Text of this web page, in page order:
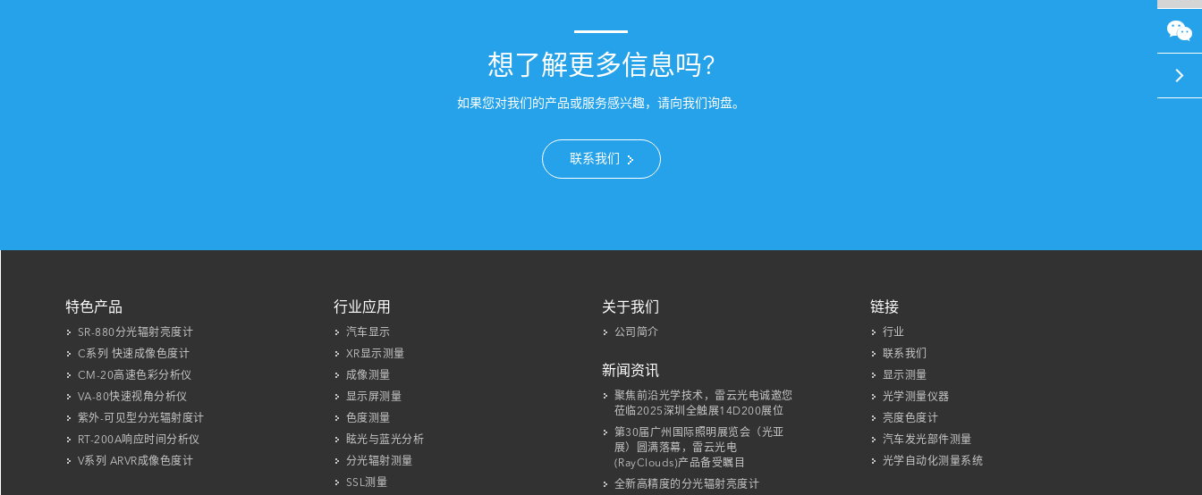
想了解更多信息吗?
如果您对我们的产品或服务感兴趣，请向我们询盘。
联系我们
特色产品
SR-880分光辐射亮度计
C系列 快速成像色度计
CM-20高速色彩分析仪
VA-80快速视角分析仪
紫外-可见型分光辐射度计
RT-200A响应时间分析仪
V系列 ARVR成像色度计
行业应用
汽车显示
XR显示测量
成像测量
显示屏测量
色度测量
眩光与蓝光分析
分光辐射测量
SSL测量
关于我们
公司简介
新闻资讯
聚焦前沿光学技术，雷云光电诚邀您
莅临2025深圳全触展14D200展位
第30届广州国际照明展览会（光亚
展）圆满落幕，雷云光电
(RayClouds)产品备受瞩目
全新高精度的分光辐射亮度计
链接
行业
联系我们
显示测量
光学测量仪器
亮度色度计
汽车发光部件测量
光学自动化测量系统

